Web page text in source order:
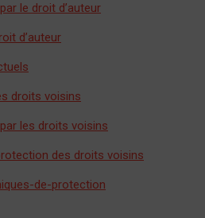
le droit d’auteur
d’auteur
droits voisins
les droits voisins
des droits voisins
de-protection